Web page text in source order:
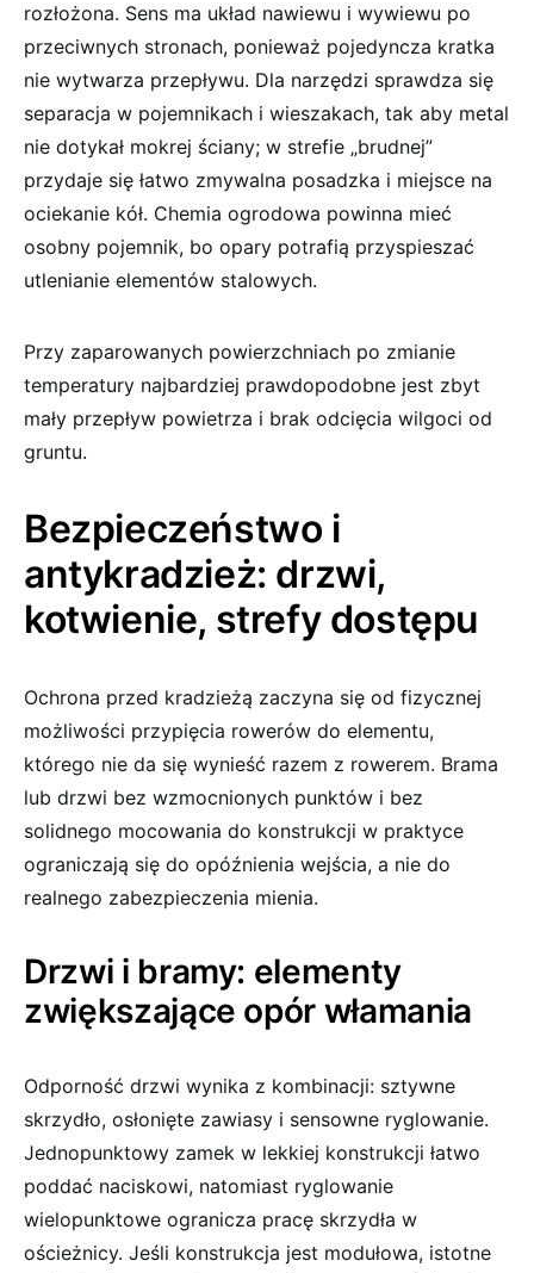
rozłożona. Sens ma układ nawiewu i wywiewu po
przeciwnych stronach, ponieważ pojedyncza kratka
nie wytwarza przepływu. Dla narzędzi sprawdza się
separacja w pojemnikach i wieszakach, tak aby metal
nie dotykał mokrej ściany; w strefie „brudnej”
przydaje się łatwo zmywalna posadzka i miejsce na
ociekanie kół. Chemia ogrodowa powinna mieć
osobny pojemnik, bo opary potrafią przyspieszać
utlenianie elementów stalowych.
Przy zaparowanych powierzchniach po zmianie
temperatury najbardziej prawdopodobne jest zbyt
mały przepływ powietrza i brak odcięcia wilgoci od
gruntu.
Bezpieczeństwo i
antykradzież: drzwi,
kotwienie, strefy dostępu
Ochrona przed kradzieżą zaczyna się od fizycznej
możliwości przypięcia rowerów do elementu,
którego nie da się wynieść razem z rowerem. Brama
lub drzwi bez wzmocnionych punktów i bez
solidnego mocowania do konstrukcji w praktyce
ograniczają się do opóźnienia wejścia, a nie do
realnego zabezpieczenia mienia.
Drzwi i bramy: elementy
zwiększające opór włamania
Odporność drzwi wynika z kombinacji: sztywne
skrzydło, osłonięte zawiasy i sensowne ryglowanie.
Jednopunktowy zamek w lekkiej konstrukcji łatwo
poddać naciskowi, natomiast ryglowanie
wielopunktowe ogranicza pracę skrzydła w
ościeżnicy. Jeśli konstrukcja jest modułowa, istotne